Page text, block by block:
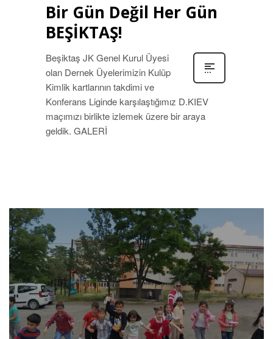
Bir Gün Değil Her Gün
BEŞİKTAŞ!
Beşiktaş JK Genel Kurul Üyesi
olan Dernek Üyelerimizin Kulüp
Kimlik kartlarının takdimi ve
Konferans Liginde karşılaştığımız D.KIEV
maçımızı birlikte izlemek üzere bir araya
geldik. GALERİ